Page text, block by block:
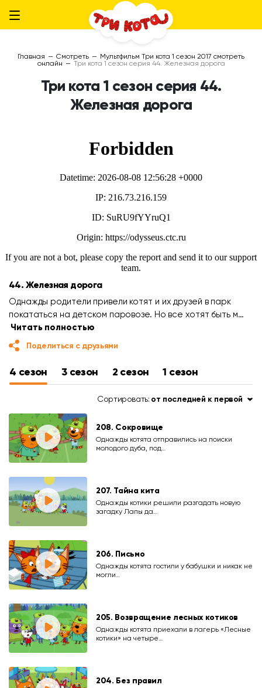
Главная — Смотреть — Мультфильм Три кота 1 сезон 2017 смотреть
онлайн — Три кота 1 сезон серия 44. Железная дорога
Три кота 1 сезон серия 44.
Железная дорога
44. Железная дорога
Однажды родители привели котят и их друзей в парк
покататься на детском паровозе. Но все хотят быть м…
Читать полностью
Поделиться с друзьями
4 сезон 3 сезон 2 сезон 1 сезон
Сортировать: от последней к первой
208. Сокровище
Однажды котята отправились на поиски
молодого дуба, под…
207. Тайна кита
Однажды котики решили разгадать новую
загадку Лапы да…
206. Письмо
Однажды котята гостили у бабушки и никак не
могли…
205. Возвращение лесных котиков
Однажды котята приехали в лагерь «Лесные
котики» на четыре…
204. Без правил